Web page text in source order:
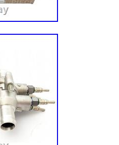
214814ea0a
21481bm410
253802y000
256902u000